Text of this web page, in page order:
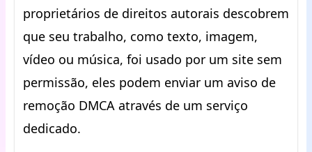
proprietários de direitos autorais descobrem
que seu trabalho, como texto, imagem,
vídeo ou música, foi usado por um site sem
permissão, eles podem enviar um aviso de
remoção DMCA através de um serviço
dedicado.